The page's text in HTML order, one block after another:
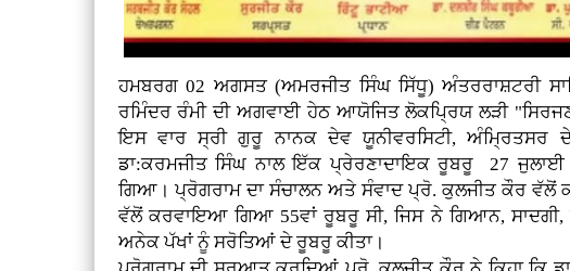
ਹਮਬਰਗ 02 ਅਗਸਤ (ਅਮਰਜੀਤ ਸਿੰਘ ਸਿੱਧੂ) ਅੰਤਰਰਾਸ਼ਟਰੀ
ਰਮਿੰਦਰ ਰੰਮੀ ਦੀ ਅਗਵਾਈ ਹੇਠ ਆਯੋਜਿਤ ਲੋਕਪ੍ਰਿਯ ਲੜੀ
ਇਸ ਵਾਰ ਸ੍ਰੀ ਗੁਰੂ ਨਾਨਕ ਦੇਵ ਯੂਨੀਵਰਸਿਟੀ, ਅੰਮ੍ਰਿਤਸਰ
ਡਾ:ਕਰਮਜੀਤ ਸਿੰਘ ਨਾਲ ਇੱਕ ਪ੍ਰੇਰਣਾਦਾਇਕ ਰੂਬਰੂ 27
ਗਿਆ। ਪ੍ਰੋਗਰਾਮ ਦਾ ਸੰਚਾਲਨ ਅਤੇ ਸੰਵਾਦ ਪ੍ਰੋ. ਕੁਲਜੀਤ ਕੌਰ ਵੱਲੋਂ
ਵੱਲੋਂ ਕਰਵਾਇਆ ਗਿਆ 55ਵਾਂ ਰੂਬਰੂ ਸੀ, ਜਿਸ ਨੇ ਗਿਆਨ,
ਅਨੇਕ ਪੱਖਾਂ ਨੂੰ ਸਰੋਤਿਆਂ ਦੇ ਰੂਬਰੂ ਕੀਤਾ।